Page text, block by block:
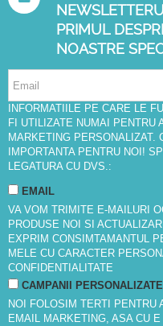
PRIMUL
NOASTRE
INFORMATIILE PE CARE LE
FI UTILIZATE NUMAI PENTRU
MARKETING PERSONALIZAT.
IMPORTANTA PENTRU NOI!
LEGATURA CU DVS.:
EMAIL
VA VOM TRIMITE E-MAILURI
PRODUSE NOI SI
EXPRIM CONSIMTAMANTUL
MELE CU CARACTER
CONFIDENTIALITATE
CAMPANII PERSONALIZATE
NOI FOLOSIM TERTI PENTRU
EMAIL MARKETING, ASA CU